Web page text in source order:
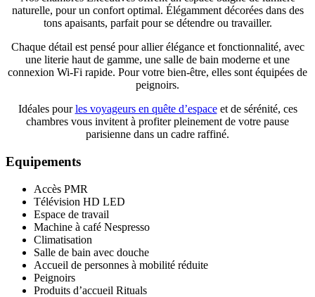
naturelle, pour un confort optimal. Élégamment décorées dans des
tons apaisants, parfait pour se détendre ou travailler.
Chaque détail est pensé pour allier élégance et fonctionnalité, avec
une literie haut de gamme, une salle de bain moderne et une
connexion Wi-Fi rapide. Pour votre bien-être, elles sont équipées de
peignoirs.
Idéales pourles voyageurs en quête d’espaceet de sérénité, ces
chambres vous invitent à profiter pleinement de votre pause
parisienne dans un cadre raffiné.
Equipements
Accès PMR
Télévision HD LED
Espace de travail
Machine à café Nespresso
Climatisation
Salle de bain avec douche
Accueil de personnes à mobilité réduite
Peignoirs
Produits d’accueil Rituals